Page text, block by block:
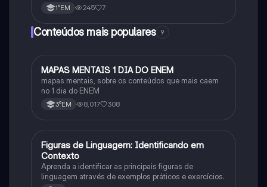
1°EM 245 7
Conteúdos mais populares 9
Português
MAPAS MENTAIS 1 DIA DO ENEM
mapas mentais, sobre os conteúdos que mais caem
no 1 dia do ENEM
3°EM 8,017 308
FPortuguês
Figuras de Linguagem: Identificando em
Contexto
Aprenda a identificar as principais figuras de
linguagem através de exemplos práticos e exercícios.